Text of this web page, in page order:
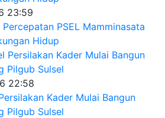
23:59
PSEL Mamminasata
Hidup
22:58
Kader Mulai Bangun
Pilgub Sulsel